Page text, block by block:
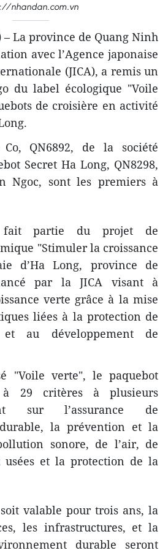
nhandan.com.vn
– La province de Quang Ninh
avec l’Agence japonaise
(JICA), a remis un
du label écologique "Voile
de croisière en activité
QN6892, de la société
Secret Ha Long, QN8298,
Ngoc, sont les premiers à
fait partie du projet de
"Stimuler la croissance
d’Ha Long, province de
par la JICA visant à
verte grâce à la mise
liées à la protection de
et au développement de
"Voile verte", le paquebot
à 29 critères à plusieurs
sur l’assurance de
la prévention et la
sonore, de l’air, de
usées et la protection de la
valable pour trois ans, la
les infrastructures, et la
durable seront